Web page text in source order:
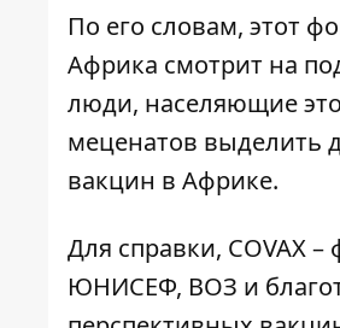
По его словам, этот
Африка смотрит на
люди, населяющие
меценатов выделить
вакцин в Африке.
Для справки, COVAX
ЮНИСЕФ, ВОЗ и